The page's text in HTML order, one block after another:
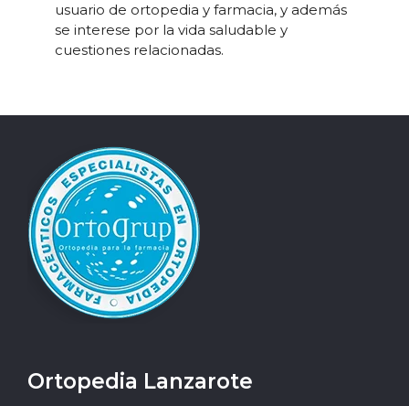
usuario de ortopedia y farmacia, y además
se interese por la vida saludable y
cuestiones relacionadas.
Ortopedia Lanzarote